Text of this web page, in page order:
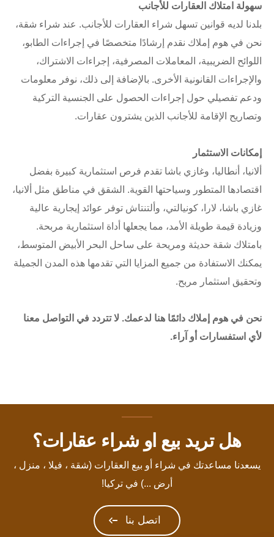
سهولة امتلاك العقارات للأجانب
بلدنا لديه قوانين تسهل شراء العقارات للأجانب. عند شراء شقة،
نحن في هوم إملاك نقدم إرشادًا متخصصًا في إجراءات الطابو،
اللوائح الضريبية، المعاملات المصرفية، إجراءات الاشتراك،
والإجراءات القانونية الأخرى. بالإضافة إلى ذلك، نوفر معلومات
ودعم تفصيلي حول إجراءات الحصول على الجنسية التركية
وتصاريح الإقامة للأجانب الذين يشترون عقارات.
إمكانات الاستثمار
ألانيا، أنطاليا، وغازي باشا تقدم فرص استثمارية كبيرة بفضل
اقتصادها المتطور وسياحتها القوية. الشقق في مناطق مثل ألانيا،
غازي باشا، لارا، كونيالتي، وألتنتاش توفر عوائد إيجارية عالية
وزيادة قيمة طويلة الأمد، مما يجعلها أداة استثمارية مربحة.
بامتلاك شقة حديثة ومريحة على ساحل البحر الأبيض المتوسط،
يمكنك الاستفادة من جميع المزايا التي تقدمها هذه المدن الجميلة
وتحقيق استثمار مربح.
نحن في هوم إملاك دائمًا هنا لدعمك. لا تتردد في التواصل معنا
لأي استفسارات أو آراء.
هل تريد بيع او شراء عقارات؟
يسعدنا مساعدتك في شراء أو بيع العقارات (شقة ، فيلا ، منزل ،
أرض ...) في تركيا!
اتصل بنا